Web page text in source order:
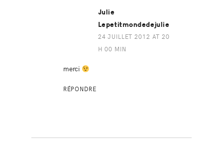
Julie
Lepetitmondedejulie
24 JUILLET 2012 AT 20
H 00 MIN
merci
RÉPONDRE